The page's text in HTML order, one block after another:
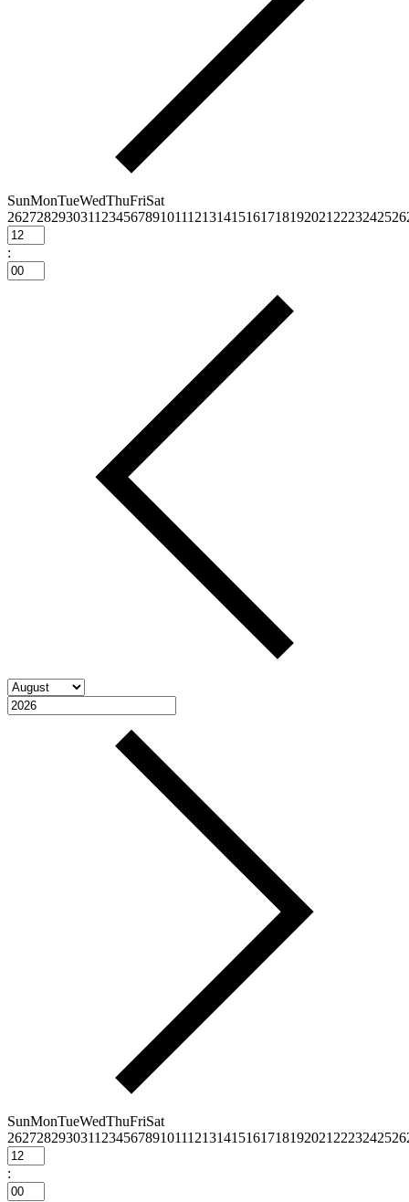
SunMonTueWedThuFriSat
2627282930311 23456789101112131415161718192021 2223242526
:
SunMonTueWedThuFriSat
2627282930311 23456789101112131415161718192021 2223242526
: